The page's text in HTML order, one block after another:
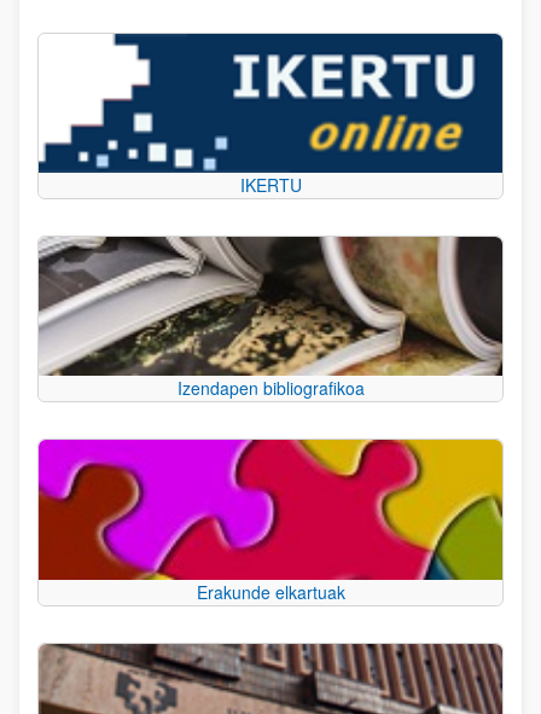
IKERTU
Izendapen bibliografikoa
Erakunde elkartuak